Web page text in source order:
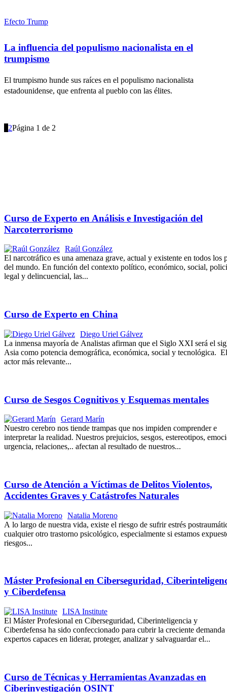
Efecto Trump
La influencia del populismo nacionalista en el
trumpismo
El trumpismo hunde sus raíces en el populismo nacionalista
estadounidense, que enfrenta al pueblo con las élites.
2Página 1 de 2
Curso de Experto en Análisis e Investigación del
Narcoterrorismo
Raúl González
El narcotráfico es una amenaza grave, actual y existente en todos los
del mundo. En función del contexto político, económico, social,
legal y delincuencial, las...
Curso de Experto en China
Diego Uriel Gálvez
La inmensa mayoría de Analistas afirman que el Siglo XXI será el
Asia como potencia demográfica, económica, social y tecnológica. El
actor más relevante...
Curso de Sesgos Cognitivos y Esquemas mentales
Gerard Marín
Nuestro cerebro nos tiende trampas que nos impiden comprender e
interpretar la realidad. Nuestros prejuicios, sesgos, estereotipos,
urgencia, relaciones,.. afectan al resultado de nuestros...
Curso de Atención a Víctimas de Delitos Violentos,
Accidentes Graves y Catástrofes Naturales
Natalia Moreno
A lo largo de nuestra vida, existe el riesgo de sufrir estrés
cualquier otro trastorno psicológico, especialmente si estamos
riesgos...
Máster Profesional en Ciberseguridad,
y Ciberdefensa
LISA Institute
El Máster Profesional en Ciberseguridad, Ciberinteligencia y
Ciberdefensa ha sido confeccionado para cubrir la creciente demanda
expertos capaces en liderar, proteger, analizar y salvaguardar el...
Curso de Técnicas y Herramientas Avanzadas en
Ciberinvestigación OSINT